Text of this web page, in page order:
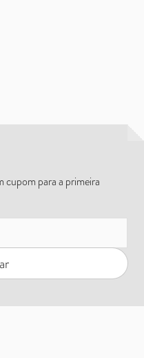
cupom para a primeira